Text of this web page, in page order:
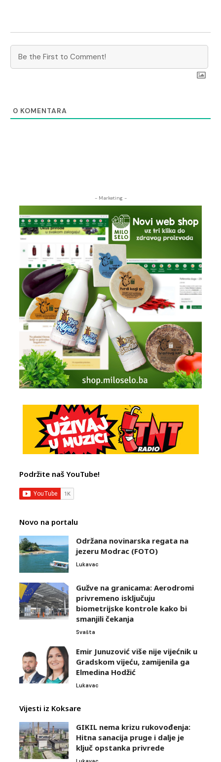
0 KOMENTARA
- Marketing -
Podržite naš YouTube!
Novo na portalu
Održana novinarska regata na
jezeru Modrac (FOTO)
Lukavac
Gužve na granicama: Aerodromi
privremeno isključuju
biometrijske kontrole kako bi
smanjili čekanja
Svašta
Emir Junuzović više nije vijećnik u
Gradskom vijeću, zamijenila ga
Elmedina Hodžić
Lukavac
Vijesti iz Koksare
GIKIL nema krizu rukovođenja:
Hitna sanacija pruge i dalje je
ključ opstanka privrede